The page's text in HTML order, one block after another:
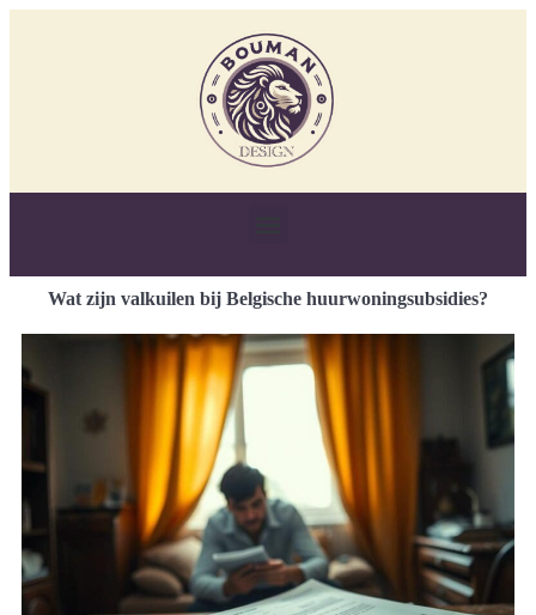
Wat zijn valkuilen bij Belgische huurwoningsubsidies?